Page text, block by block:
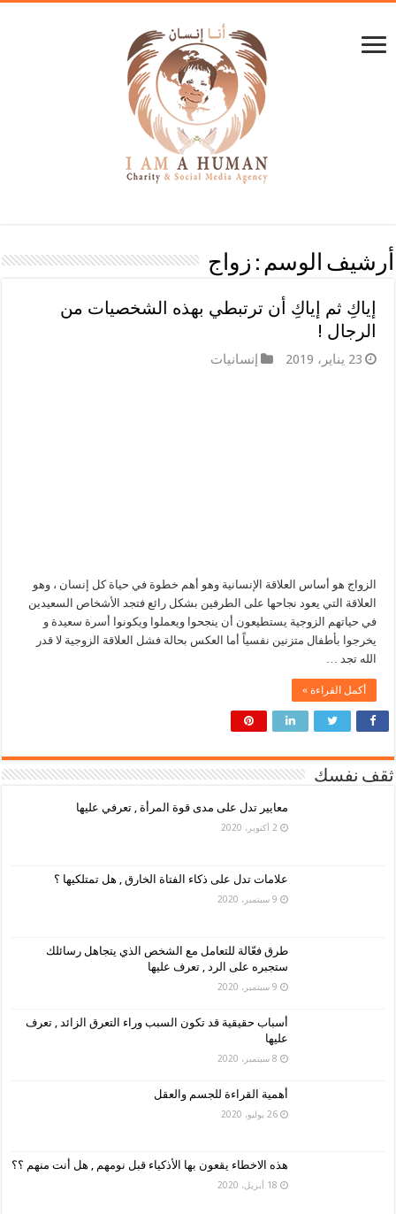
أرشيف الوسم : زواج
إياكِ ثم إياكِ أن ترتبطي بهذه الشخصيات من
الرجال !
23 يناير، 2019 إنسانيات
الزواج هو أساس العلاقة الإنسانية وهو أهم خطوة في حياة كل إنسان ، وهو
العلاقة التي يعود نجاحها على الطرفين بشكل رائع فتجد الأشخاص السعيدين
في حياتهم الزوجية يستطيعون أن ينجحوا ويعملوا ويكونوا أسرة سعيدة و
يخرجوا بأطفال متزنين نفسياً أما العكس بحالة فشل العلاقة الزوجية لا قدر
الله تجد …
أكمل القراءة »
ثقف نفسك
معايير تدل على مدى قوة المرأة , تعرفي عليها
2 أكتوبر، 2020
علامات تدل على ذكاء الفتاة الخارق , هل تمتلكيها ؟
9 سبتمبر، 2020
طرق فعّالة للتعامل مع الشخص الذي يتجاهل رسائلك
ستجبره على الرد , تعرف عليها
9 سبتمبر، 2020
أسباب حقيقية قد تكون السبب وراء التعرق الزائد , تعرف
عليها
8 سبتمبر، 2020
أهمية القراءة للجسم والعقل
26 يوليو، 2020
هذه الاخطاء يقعون بها الأذكياء قبل نومهم , هل أنت منهم ؟؟
18 أبريل، 2020